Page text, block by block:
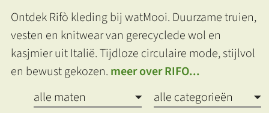
Ontdek Rifò kleding bij watMooi. Duurzame truien,
vesten en knitwear van gerecyclede wol en
kasjmier uit Italië. Tijdloze circulaire mode, stijlvol
en bewust gekozen. meer over RIFO...